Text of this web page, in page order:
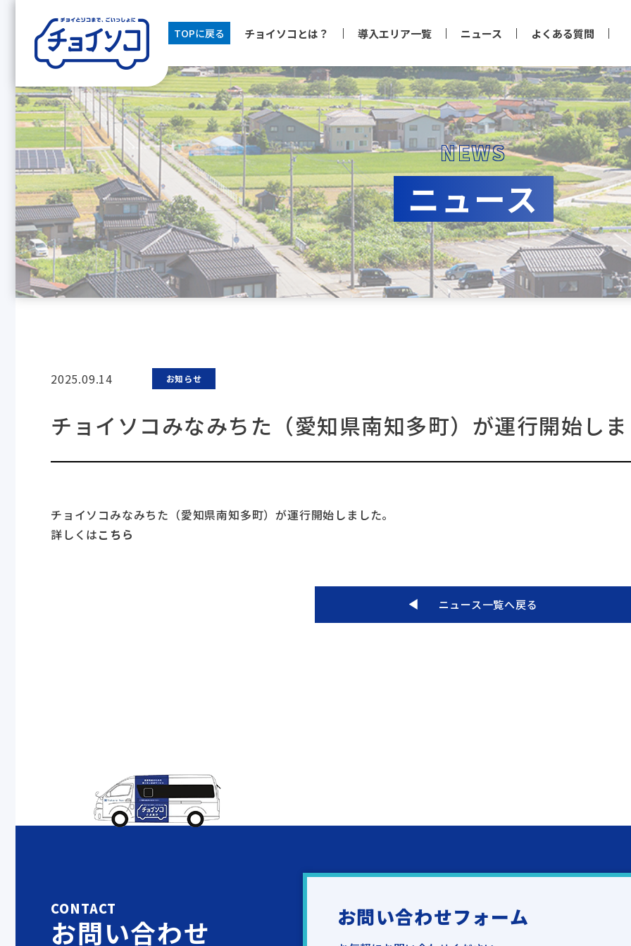
TOPに戻る チョイソコとは？ 導入エリア一覧 ニュース よくある質問
NEWS
ニュース
2025.09.14 お知らせ
チョイソコみなみちた（愛知県南知多町）が運行開始し
チョイソコみなみちた（愛知県南知多町）が運行開始しました。
詳しくはこちら
ニュース一覧へ戻る
CONTACT
お問い合わせ お問い合わせフォーム